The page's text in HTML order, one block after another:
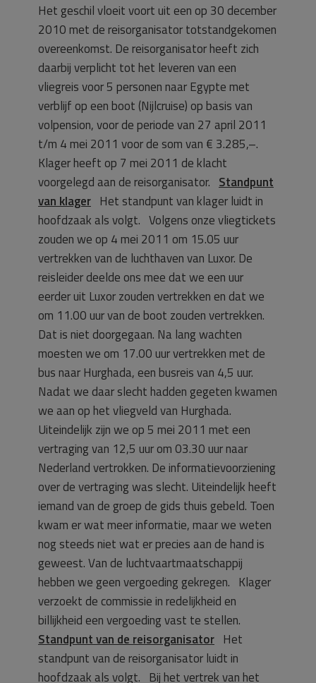
Het geschil vloeit voort uit een op 30 december
2010 met de reisorganisator totstandgekomen
overeenkomst. De reisorganisator heeft zich
daarbij verplicht tot het leveren van een
vliegreis voor 5 personen naar Egypte met
verblijf op een boot (Nijlcruise) op basis van
volpension, voor de periode van 27 april 2011
t/m 4 mei 2011 voor de som van € 3.285,–.
Klager heeft op 7 mei 2011 de klacht
voorgelegd aan de reisorganisator. Standpunt
van klager Het standpunt van klager luidt in
hoofdzaak als volgt. Volgens onze vliegtickets
zouden we op 4 mei 2011 om 15.05 uur
vertrekken van de luchthaven van Luxor. De
reisleider deelde ons mee dat we een uur
eerder uit Luxor zouden vertrekken en dat we
om 11.00 uur van de boot zouden vertrekken.
Dat is niet doorgegaan. Na lang wachten
moesten we om 17.00 uur vertrekken met de
bus naar Hurghada, een busreis van 4,5 uur.
Nadat we daar slecht hadden gegeten kwamen
we aan op het vliegveld van Hurghada.
Uiteindelijk zijn we op 5 mei 2011 met een
vertraging van 12,5 uur om 03.30 uur naar
Nederland vertrokken. De informatievoorziening
over de vertraging was slecht. Uiteindelijk heeft
iemand van de groep de gids thuis gebeld. Toen
kwam er wat meer informatie, maar we weten
nog steeds niet wat er precies aan de hand is
geweest. Van de luchtvaartmaatschappij
hebben we geen vergoeding gekregen. Klager
verzoekt de commissie in redelijkheid en
billijkheid een vergoeding vast te stellen.
Standpunt van de reisorganisator Het
standpunt van de reisorganisator luidt in
hoofdzaak als volgt. Bij het vertrek van het